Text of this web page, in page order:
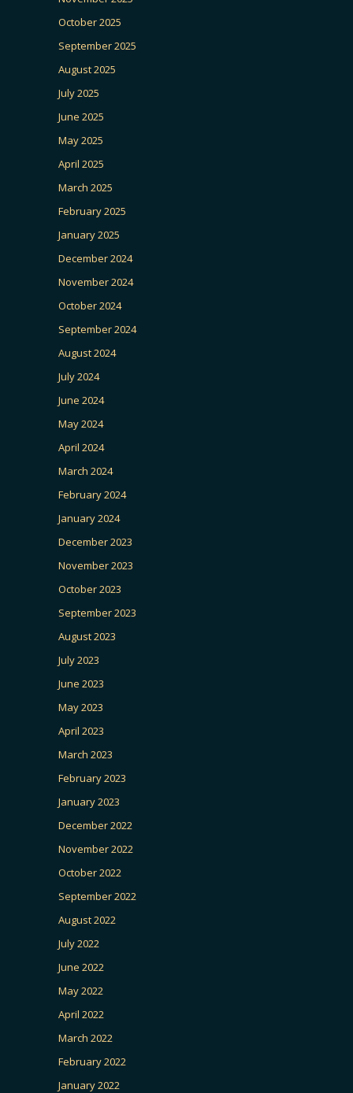
October 2025
September 2025
August 2025
July 2025
June 2025
May 2025
April 2025
March 2025
February 2025
January 2025
December 2024
November 2024
October 2024
September 2024
August 2024
July 2024
June 2024
May 2024
April 2024
March 2024
February 2024
January 2024
December 2023
November 2023
October 2023
September 2023
August 2023
July 2023
June 2023
May 2023
April 2023
March 2023
February 2023
January 2023
December 2022
November 2022
October 2022
September 2022
August 2022
July 2022
June 2022
May 2022
April 2022
March 2022
February 2022
January 2022